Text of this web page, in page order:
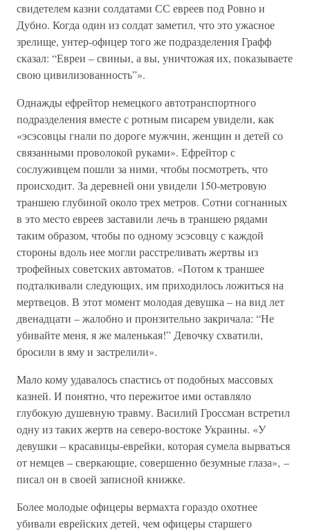
свидетелем казни солдатами СС евреев под Ровно и
Дубно. Когда один из солдат заметил, что это ужасное
зрелище, унтер-офицер того же подразделения Графф
сказал: “Евреи – свиньи, а вы, уничтожая их, показываете
свою цивилизованность”».
Однажды ефрейтор немецкого автотранспортного
подразделения вместе с ротным писарем увидели, как
«эсэсовцы гнали по дороге мужчин, женщин и детей со
связанными проволокой руками». Ефрейтор с
сослуживцем пошли за ними, чтобы посмотреть, что
происходит. За деревней они увидели 150-метровую
траншею глубиной около трех метров. Сотни согнанных
в это место евреев заставили лечь в траншею рядами
таким образом, чтобы по одному эсэсовцу с каждой
стороны вдоль нее могли расстреливать жертвы из
трофейных советских автоматов. «Потом к траншее
подталкивали следующих, им приходилось ложиться на
мертвецов. В этот момент молодая девушка – на вид лет
двенадцати – жалобно и пронзительно закричала: “Не
убивайте меня, я же маленькая!” Девочку схватили,
бросили в яму и застрелили».
Мало кому удавалось спастись от подобных массовых
казней. И понятно, что пережитое ими оставляло
глубокую душевную травму. Василий Гроссман встретил
одну из таких жертв на северо-востоке Украины. «У
девушки – красавицы-еврейки, которая сумела вырваться
от немцев – сверкающие, совершенно безумные глаза», –
писал он в своей записной книжке.
Более молодые офицеры вермахта гораздо охотнее
убивали еврейских детей, чем офицеры старшего